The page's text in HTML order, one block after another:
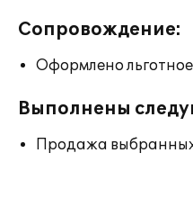
Сопровождение:
Оформлено
Выполнены
Продажа